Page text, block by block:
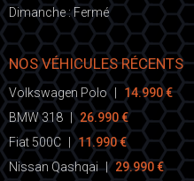
Dimanche : Fermé
NOS VÉHICULES RÉCENTS
Volkswagen Polo
14.990 €
BMW 318
| 26.990 €
Fiat 500C
11.990 €
Nissan Qashqai | 29.990 €